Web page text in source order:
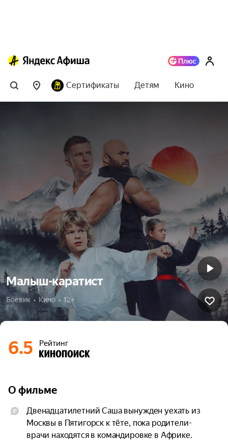
Сертификаты Детям Кино
Малыш-каратист
Боевик  •  Кино  •  12+
6.5 Рейтинг
О фильме
Двенадцатилетний Саша вынужден уехать из
Москвы в Пятигорск к тёте, пока родители-
врачи находятся в командировке в Африке.